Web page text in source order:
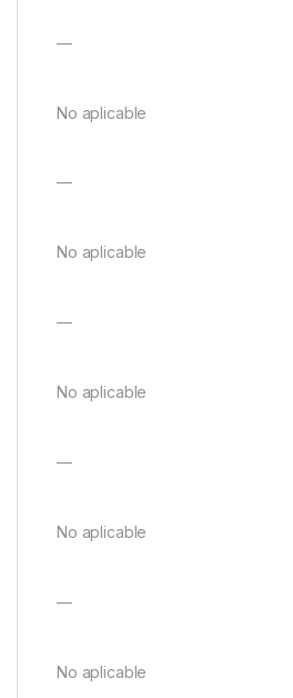
—
No aplicable
—
No aplicable
—
No aplicable
—
No aplicable
—
No aplicable